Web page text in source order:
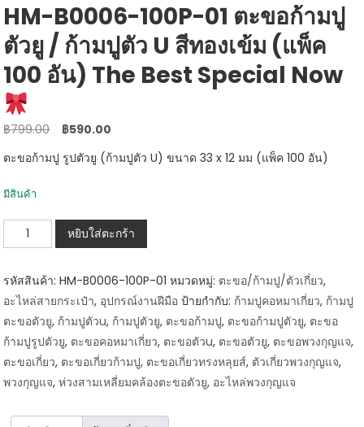
HM-B0006-100P-01 ตะขอก้ามปู
ตัวยู / ก้ามปูตัว U สีทองเข้ม (แพ็ค
100 อัน) The Best Special Now
฿799.00
Original
price
was:
฿590.00
price
ตะขอก้ามปู รูปตัวยู (ก้ามปูตัว U) ขนาด 33 x 12 มม (แพ็ค 100 อัน)
มีสินค้า
จำนวน
HM-
100P-
01
ตะขอ
ก้ามปู
ตัว
ยู
หยิบใส่ตะกร้า
รหัสสินค้า:HM-B0006-100P-01 หมวดหมู่: ตะขอ/ก้ามปู/ตัวเกี่ยว,
อะไหล่สายกระเป๋า, อุปกรณ์งานฝีมือ ป้ายกำกับ: ก้ามปูคอหมาเกี่ยว, ก้ามปู
ตะขอตัวยู, ก้ามปูตัวu, ก้ามปูตัวยู, ตะขอก้ามปู, ตะขอก้ามปูตัวยู, ตะขอ
ก้ามปูรูปตัวยู, ตะขอคอหมาเกี่ยว, ตะขอตัวu, ตะขอตัวยู, ตะขอพวงกุญแจ,
ตะขอเกี่ยว, ตะขอเกี่ยวก้ามปู, ตะขอเกี่ยวทรงหลุยส์, ตัวเกี่ยวพวงกุญแจ,
พวงกุญแจ,ห่วงสามเหลี่ยมคล้องตะขอตัวยู, อะไหล่พวงกุญแจ